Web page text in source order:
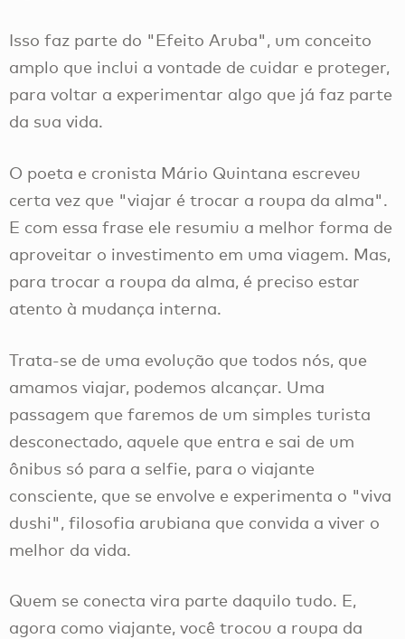
Isso faz parte do "Efeito Aruba", um conceito
amplo que inclui a vontade de cuidar e proteger,
para voltar a experimentar algo que já faz parte
da sua vida.
O poeta e cronista Mário Quintana escreveu
certa vez que "viajar é trocar a roupa da alma".
E com essa frase ele resumiu a melhor forma de
aproveitar o investimento em uma viagem. Mas,
para trocar a roupa da alma, é preciso estar
atento à mudança interna.
Trata-se de uma evolução que todos nós, que
amamos viajar, podemos alcançar. Uma
passagem que faremos de um simples turista
desconectado, aquele que entra e sai de um
ônibus só para a selfie, para o viajante
consciente, que se envolve e experimenta o "viva
dushi", filosofia arubiana que convida a viver o
melhor da vida.
Quem se conecta vira parte daquilo tudo. E,
agora como viajante, você trocou a roupa da